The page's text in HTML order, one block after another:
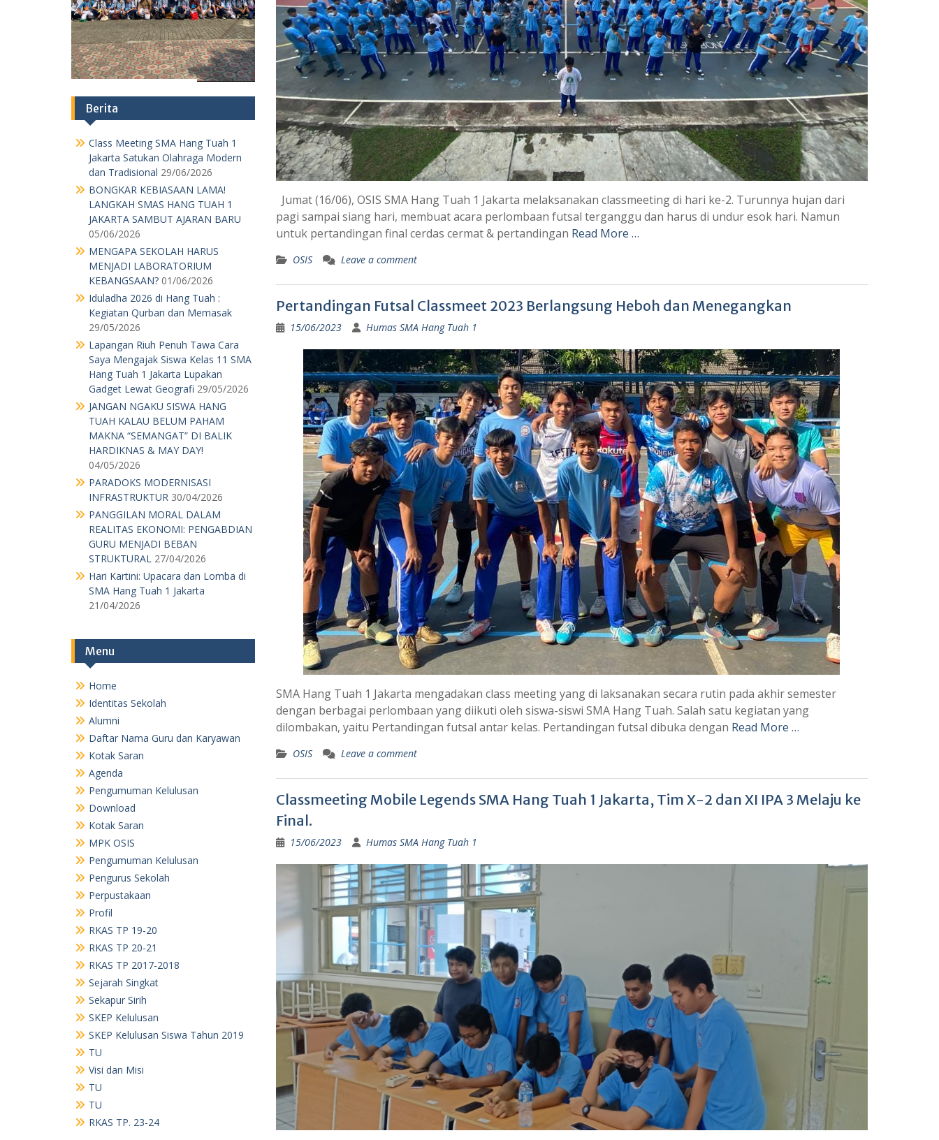
Jumat (16/06), OSIS SMA Hang Tuah 1 Jakarta melaksanakan classmeeting di hari ke-2. Turunnya hujan dari
pagi sampai siang hari, membuat acara perlombaan futsal terganggu dan harus di undur esok hari. Namun
untuk pertandingan final cerdas cermat & pertandingan Read More …
OSIS Leave a comment
Pertandingan Futsal Classmeet 2023 Berlangsung Heboh dan Menegangkan
15/06/2023 Humas SMA Hang Tuah 1
SMA Hang Tuah 1 Jakarta mengadakan class meeting yang di laksanakan secara rutin pada akhir semester
dengan berbagai perlombaan yang diikuti oleh siswa-siswi SMA Hang Tuah. Salah satu kegiatan yang
dilombakan, yaitu Pertandingan futsal antar kelas. Pertandingan futsal dibuka dengan Read More …
OSIS Leave a comment
Classmeeting Mobile Legends SMA Hang Tuah 1 Jakarta, Tim X-2 dan XI IPA 3 Melaju ke
Final.
15/06/2023 Humas SMA Hang Tuah 1
Class Meeting SMA Hang Tuah 1
Jakarta Satukan Olahraga Modern
dan Tradisional 29/06/2026
BONGKAR KEBIASAAN LAMA!
LANGKAH SMAS HANG TUAH 1
JAKARTA SAMBUT AJARAN BARU
05/06/2026
MENGAPA SEKOLAH HARUS
KEBANGSAAN? 01/06/2026
Iduladha 2026 di Hang Tuah :
Kegiatan Qurban dan Memasak
29/05/2026
Lapangan Riuh Penuh Tawa Cara
Saya Mengajak Siswa Kelas 11 SMA
Hang Tuah 1 Jakarta Lupakan
Gadget Lewat Geografi 29/05/2026
JANGAN NGAKU SISWA HANG
TUAH KALAU BELUM PAHAM
MAKNA “SEMANGAT” DI BALIK
HARDIKNAS & MAY DAY!
04/05/2026
PARADOKS MODERNISASI
INFRASTRUKTUR 30/04/2026
PANGGILAN MORAL DALAM
REALITAS EKONOMI: PENGABDIAN
GURU MENJADI BEBAN
STRUKTURAL 27/04/2026
Hari Kartini: Upacara dan Lomba di
SMA Hang Tuah 1 Jakarta
21/04/2026
Menu
Home
Alumni
Daftar Nama Guru dan Karyawan
Agenda
Pengumuman Kelulusan
Download
Kotak Saran
MPK OSIS
Pengumuman Kelulusan
Pengurus Sekolah
Perpustakaan
Profil
RKAS TP 19-20
RKAS TP 20-21
RKAS TP 2017-2018
Sejarah Singkat
Sekapur Sirih
SKEP Kelulusan
SKEP Kelulusan Siswa Tahun 2019
TU
Visi dan Misi
TU
TU
RKAS TP. 23-24
Arsip
June 2026
May 2026
April 2026
March 2026